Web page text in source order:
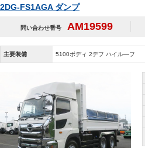
2DG-FS1AGA ダンプ
問い合わせ番号 AM19599
主要装備 5100ボディ 2デフ ハイル―フ